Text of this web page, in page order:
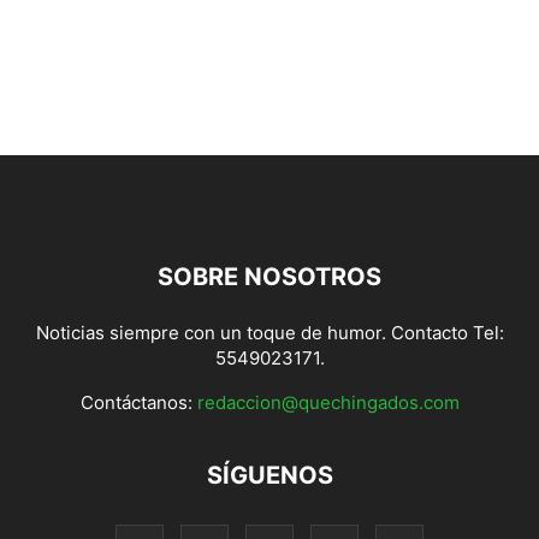
SOBRE NOSOTROS
Noticias siempre con un toque de humor. Contacto Tel:
5549023171.
Contáctanos: redaccion@quechingados.com
SÍGUENOS